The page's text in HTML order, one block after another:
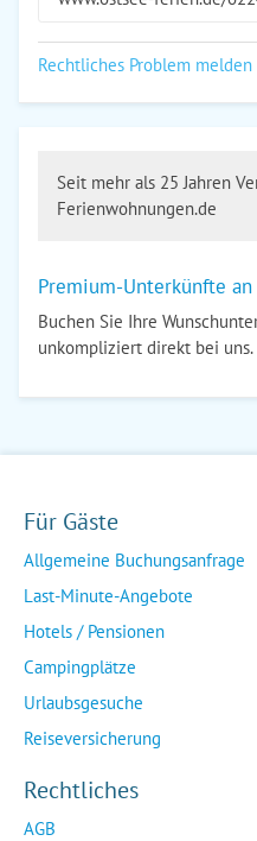
Rechtliches Problem melden
Seit mehr als 25 Jahren
Ferienwohnungen.de
Premium-Unterkünfte
Buchen Sie Ihre
unkompliziert direkt bei uns.
Für Gäste
Allgemeine Buchungsanfrage
Last-Minute-Angebote
Hotels / Pensionen
Campingplätze
Urlaubsgesuche
Reiseversicherung
Rechtliches
AGB